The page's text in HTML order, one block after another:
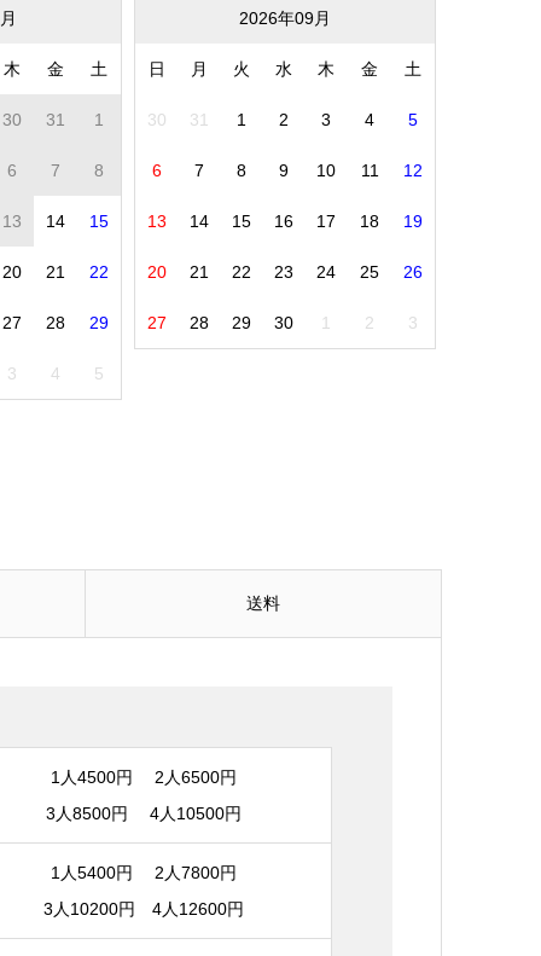
木 金 土
30 31 1
6 7 8
13 14 15
20 21 22
27 28 29
3 4 5
2026年09月
日 月 火 水 木 金 土
30 31 1 2 3 4 5
6 7 8 9 10 11 12
13 14 15 16 17 18 19
20 21 22 23 24 25 26
27 28 29 30 1 2 3
送料
1人4500円 2人6500円
3人8500円 4人10500円
1人5400円 2人7800円
3人10200円 4人12600円